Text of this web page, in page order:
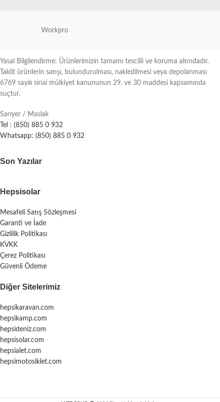
Workpro
Yasal Bilgilendirme: Ürünlerimizin tamamı tescilli ve koruma altındadır.
Taklit ürünlerin satışı, bulundurulması, nakledilmesi veya depolanması
6769 sayılı sinai mülkiyet kanununun 29. ve 30 maddesi kapsamında
suçtur.
Sarıyer / Maslak
Tel : (850) 885 0 932
Whatsapp: (850) 885 0 932
Son Yazılar
Hepsisolar
Mesafeli Satış Sözleşmesi
Garanti ve İade
Gizlilik Politikası
KVKK
Çerez Politikası
Güvenli Ödeme
Diğer Sitelerimiz
hepsikaravan.com
hepsikamp.com
hepsideniz.com
hepsisolar.com
hepsialet.com
hepsimotosiklet.com